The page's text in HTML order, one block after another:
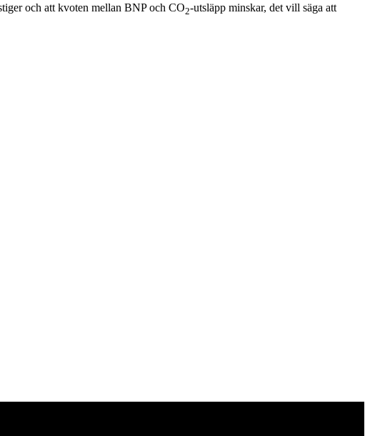
och att kvoten mellan BNP och CO2-utsläpp minskar, det vill säga att